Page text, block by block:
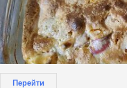
Перейти